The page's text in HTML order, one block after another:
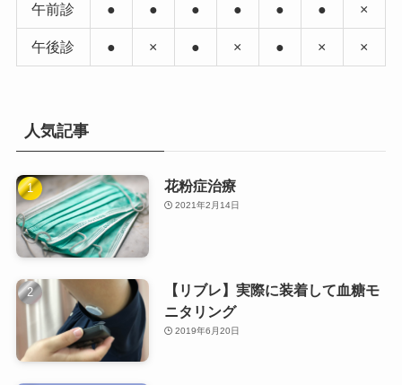
午前診 ● ● ● ● ● ● ×
午後診 ● × ● × ● × ×
人気記事
花粉症治療
2021年2月14日
【リブレ】実際に装着して血糖モ
ニタリング
2019年6月20日